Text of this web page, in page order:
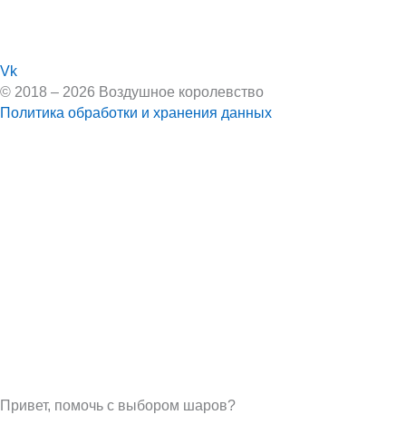
Vk
© 2018 – 2026 Воздушное королевство
Политика обработки и хранения данных
Привет, помочь с выбором шаров?